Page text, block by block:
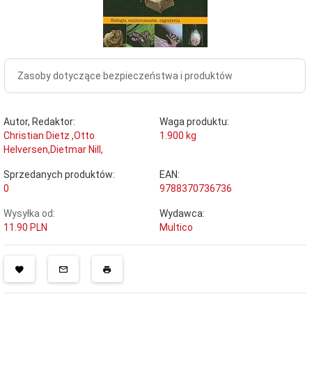
Zasoby dotyczące bezpieczeństwa i produktów
Autor, Redaktor:
Christian Dietz ,Otto
Helversen,Dietmar Nill,
Waga produktu:
1.900 kg
Sprzedanych produktów:
0
EAN:
9788370736736
Wysyłka od:
11.90 PLN
Wydawca:
Multico